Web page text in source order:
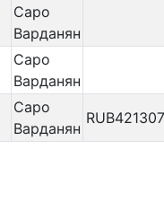
Саро
Варданян
Саро
Варданян
Саро
Варданян